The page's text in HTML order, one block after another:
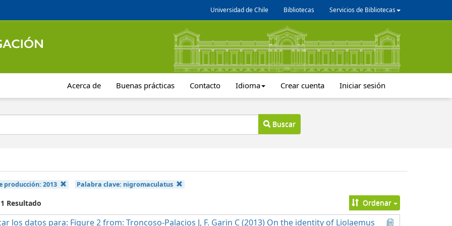
Universidad de Chile Bibliotecas Servicios de Bibliotecas
Acerca de Buenas prácticas Contacto Idioma Crear cuenta Iniciar sesión
Buscar
producción: 2013 Palabra clave: nigromaculatus
Resultado Ordenar
los datos para: Figure 2 from: Troncoso-Palacios J, F. Garin C (2013) On the identity of Liolaemus